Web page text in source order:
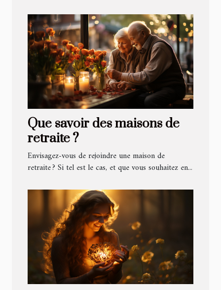
Que savoir des maisons de
retraite ?
Envisagez-vous de rejoindre une maison de
retraite ? Si tel est le cas, et que vous souhaitez en...